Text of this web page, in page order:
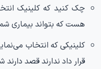
چک کنید که کلینیک
هست که بتواند بیماری
کلینیکی که انتخاب
قرار داد ندارند قصد